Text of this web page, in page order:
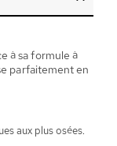
à sa formule à
parfaitement en
aux plus osées.